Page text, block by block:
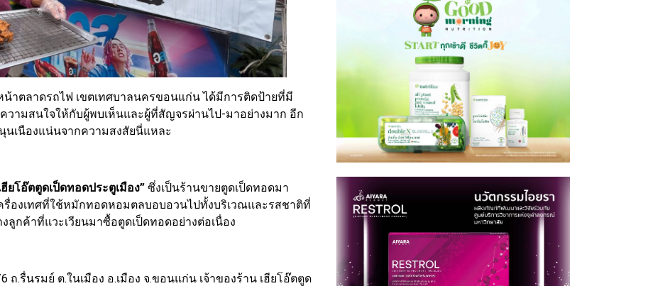
าตลาดรถไฟ เขตเทศบาลนครขอนแก่น ได้มีการติดป้ายที่มี
วามสนใจให้กับผู้พบเห็นและผู้ที่สัญจรผ่านไป-มาอย่างมาก อีก
นเนืองแน่นจากความสงสัยนี่แหละ
ฮียโอ๊ตตูดเป็ดทอดประตูเมือง” ซึ่งเป็นร้านขายตูดเป็ดทอดมา
รื่องเทศที่ใช้หมักทอดหอมตลบอบอวนไปทั้งบริเวณและรสชาติที่
กค้าที่แวะเวียนมาซื้อตูดเป็ดทอดอย่างต่อเนื่อง
ถ.รื่นรมย์ ต.ในเมือง อ.เมือง จ.ขอนแก่น เจ้าของร้าน เฮียโอ๊ตตูด